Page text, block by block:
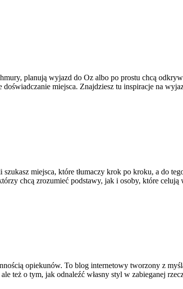
planują wyjazd do Oz albo po prostu chcą
miejsca. Znajdziesz tu inspiracje na
miejsca, które tłumaczy krok po kroku, a do
chcą zrozumieć podstawy, jak i osoby, które
opiekunów. To blog internetowy tworzony z
też o tym, jak odnaleźć własny styl w zabieganej